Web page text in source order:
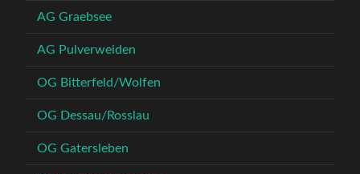
AG Graebsee
AG Pulverweiden
OG Bitterfeld/Wolfen
OG Dessau/Rosslau
OG Gatersleben